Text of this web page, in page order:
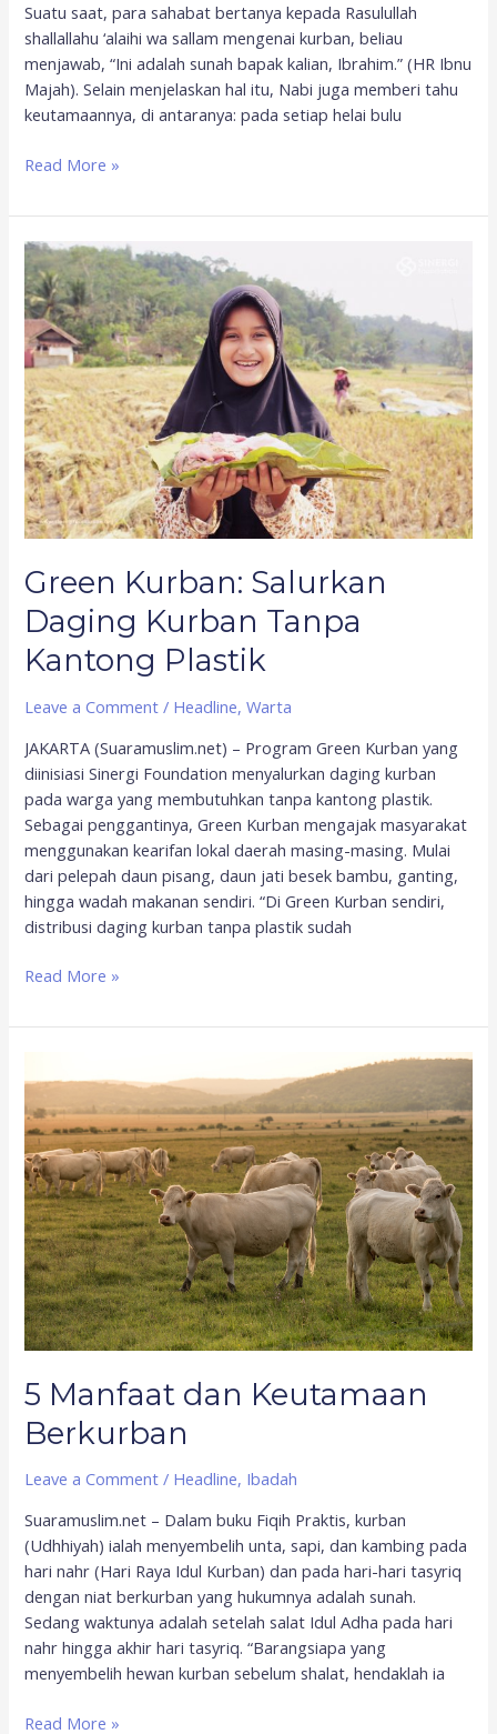
Suatu saat, para sahabat bertanya kepada Rasulullah
shallallahu ‘alaihi wa sallam mengenai kurban, beliau
menjawab, “Ini adalah sunah bapak kalian, Ibrahim.” (HR Ibnu
Majah). Selain menjelaskan hal itu, Nabi juga memberi tahu
keutamaannya, di antaranya: pada setiap helai bulu
Read More »
Green Kurban: Salurkan
Daging Kurban Tanpa
Kantong Plastik
Leave a Comment / Headline,Warta
JAKARTA (Suaramuslim.net) – Program Green Kurban yang
diinisiasi Sinergi Foundation menyalurkan daging kurban
pada warga yang membutuhkan tanpa kantong plastik.
Sebagai penggantinya, Green Kurban mengajak masyarakat
menggunakan kearifan lokal daerah masing-masing. Mulai
dari pelepah daun pisang, daun jati besek bambu, ganting,
hingga wadah makanan sendiri. “Di Green Kurban sendiri,
distribusi daging kurban tanpa plastik sudah
Green
Kurban:
Salurkan
Daging
Kurban
Tanpa
Kantong
Plastik
Read More »
5 Manfaat dan Keutamaan
Berkurban
Leave a Comment / Headline, Ibadah
Suaramuslim.net – Dalam buku Fiqih Praktis, kurban
(Udhhiyah) ialah menyembelih unta, sapi, dan kambing pada
hari nahr (Hari Raya Idul Kurban) dan pada hari-hari tasyriq
dengan niat berkurban yang hukumnya adalah sunah.
Sedang waktunya adalah setelah salat Idul Adha pada hari
nahr hingga akhir hari tasyriq. “Barangsiapa yang
menyembelih hewan kurban sebelum shalat, hendaklah ia
Manfaat
dan
Keutamaan
Berkurban
Read More »